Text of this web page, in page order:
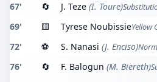
67' 🔄 J. Teze (I. Toure)
69' 🟨 Tyrese NoubissieYellow
72' ⚽ S. Nanasi (J. Enciso)
76' 🔄 F. Balogun (M. Biereth)